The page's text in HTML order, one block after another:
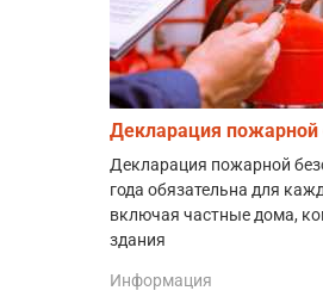
Декларация пожарной
Декларация пожарной
года обязательна для
включая частные дома,
здания
Информация